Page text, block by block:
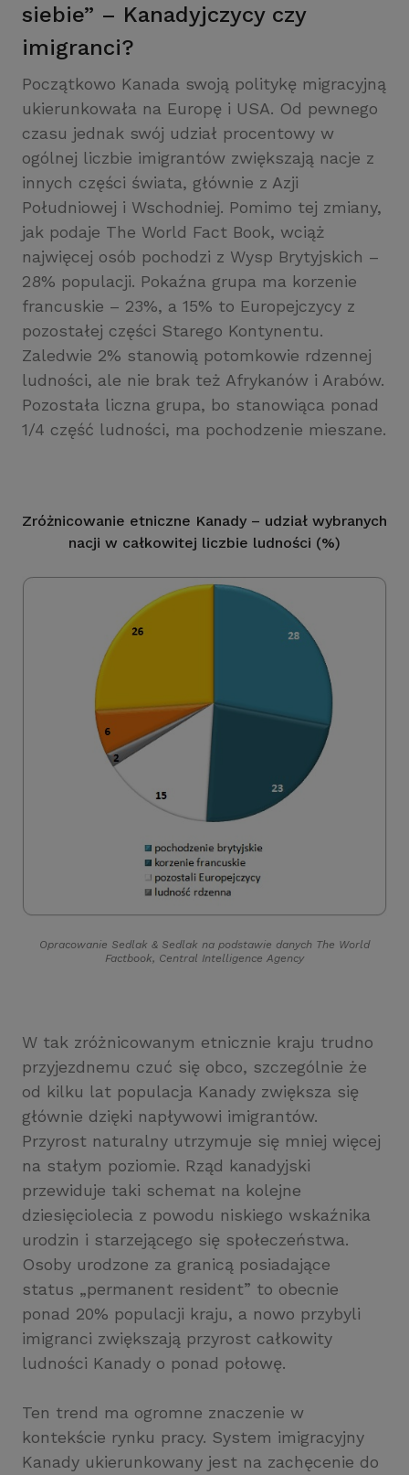
siebie” – Kanadyjczycy czy
imigranci?
Początkowo Kanada swoją politykę migracyjną
ukierunkowała na Europę i USA. Od pewnego
czasu jednak swój udział procentowy w
ogólnej liczbie imigrantów zwiększają nacje z
innych części świata, głównie z Azji
Południowej i Wschodniej. Pomimo tej zmiany,
jak podaje The World Fact Book, wciąż
najwięcej osób pochodzi z Wysp Brytyjskich –
28% populacji. Pokaźna grupa ma korzenie
francuskie – 23%, a 15% to Europejczycy z
pozostałej części Starego Kontynentu.
Zaledwie 2% stanowią potomkowie rdzennej
ludności, ale nie brak też Afrykanów i Arabów.
Pozostała liczna grupa, bo stanowiąca ponad
1/4 część ludności, ma pochodzenie mieszane.
Zróżnicowanie etniczne Kanady – udział wybranych
nacji w całkowitej liczbie ludności (%)
Opracowanie Sedlak & Sedlak na podstawie danych The World
Factbook, Central Intelligence Agency
W tak zróżnicowanym etnicznie kraju trudno
przyjezdnemu czuć się obco, szczególnie że
od kilku lat populacja Kanady zwiększa się
głównie dzięki napływowi imigrantów.
Przyrost naturalny utrzymuje się mniej więcej
na stałym poziomie. Rząd kanadyjski
przewiduje taki schemat na kolejne
dziesięciolecia z powodu niskiego wskaźnika
urodzin i starzejącego się społeczeństwa.
Osoby urodzone za granicą posiadające
status „permanent resident” to obecnie
ponad 20% populacji kraju, a nowo przybyli
imigranci zwiększają przyrost całkowity
ludności Kanady o ponad połowę.
Ten trend ma ogromne znaczenie w
kontekście rynku pracy. System imigracyjny
Kanady ukierunkowany jest na zachęcenie do